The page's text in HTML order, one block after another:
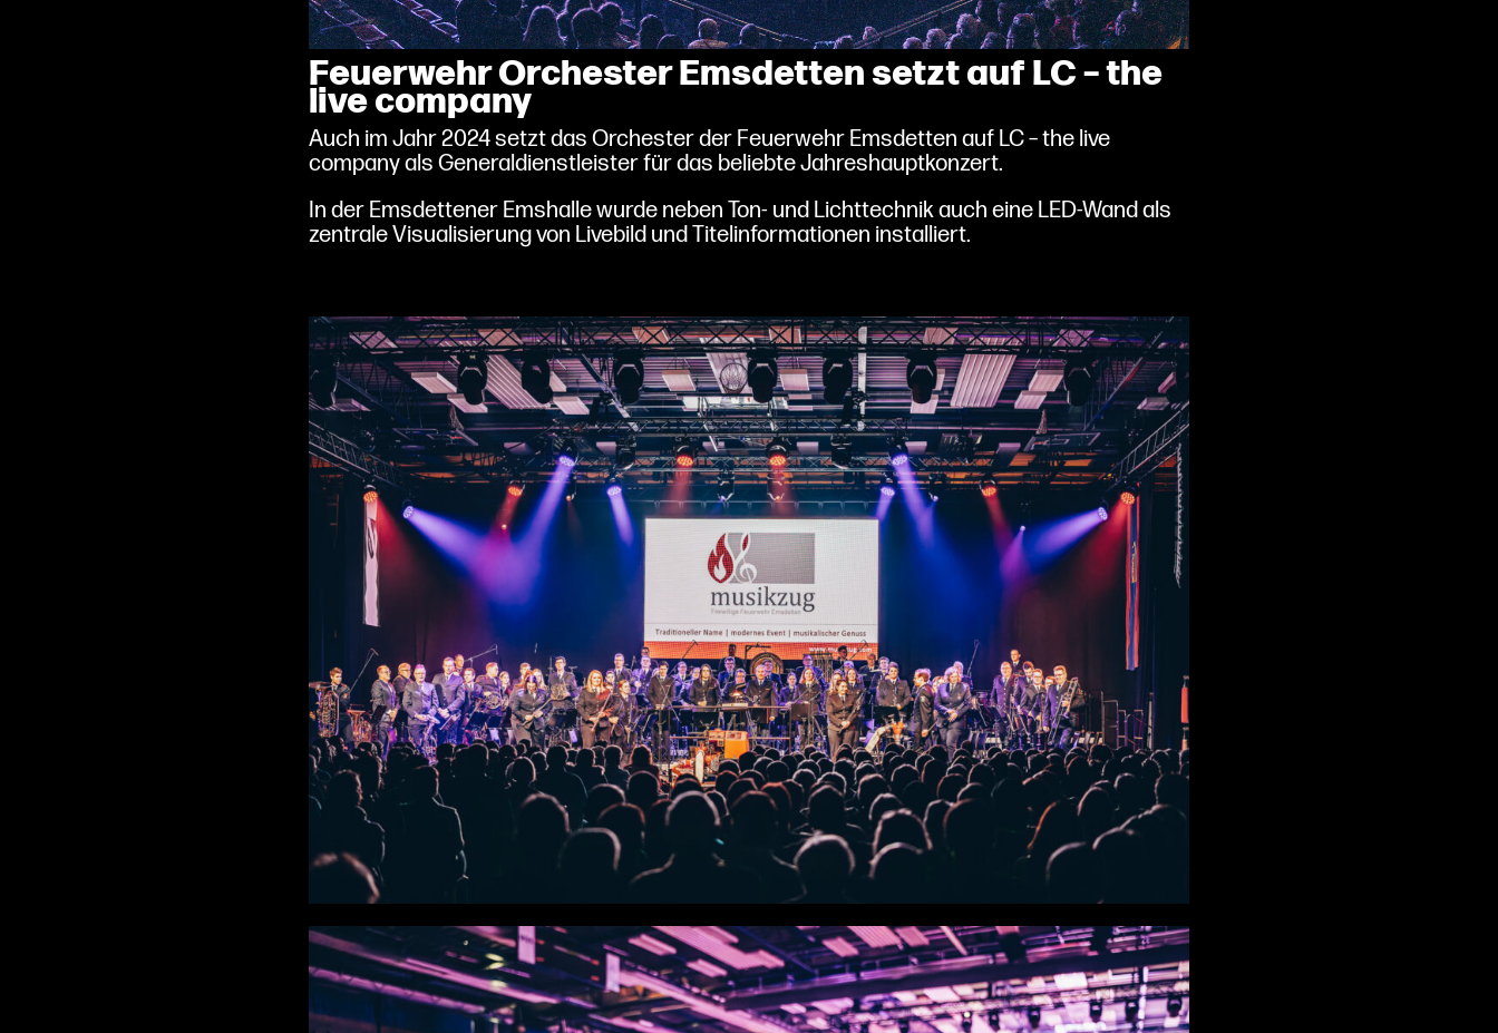
Feuerwehr Orchester Emsdetten setzt auf LC – the
live company
Auch im Jahr 2024 setzt das Orchester der Feuerwehr Emsdetten auf LC – the live
company als Generaldienstleister für das beliebte Jahreshauptkonzert.
In der Emsdettener Emshalle wurde neben Ton- und Lichttechnik auch eine LED-Wand als
zentrale Visualisierung von Livebild und Titelinformationen installiert.